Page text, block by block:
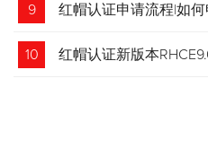
9 红帽认证申请流程|如
师）证书？申请步骤请收藏！
10 红帽认证新版本